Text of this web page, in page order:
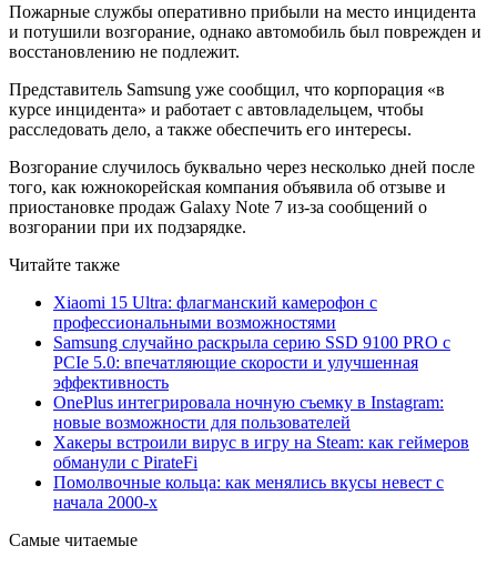
Пожарные службы оперативно прибыли на место инцидента
и потушили возгорание, однако автомобиль был поврежден и
восстановлению не подлежит.
Представитель Samsung уже сообщил, что корпорация «в
курсе инцидента» и работает с автовладельцем, чтобы
расследовать дело, а также обеспечить его интересы.
Возгорание случилось буквально через несколько дней после
того, как южнокорейская компания объявила об отзыве и
приостановке продаж Galaxy Note 7 из-за сообщений о
возгорании при их подзарядке.
Читайте также
Xiaomi 15 Ultra: флагманский камерофон с
профессиональными возможностями
Samsung случайно раскрыла серию SSD 9100 PRO с
PCIe 5.0: впечатляющие скорости и улучшенная
эффективность
OnePlus интегрировала ночную съемку в Instagram:
новые возможности для пользователей
Хакеры встроили вирус в игру на Steam: как геймеров
обманули с PirateFi
Помолвочные кольца: как менялись вкусы невест с
начала 2000-х
Самые читаемые